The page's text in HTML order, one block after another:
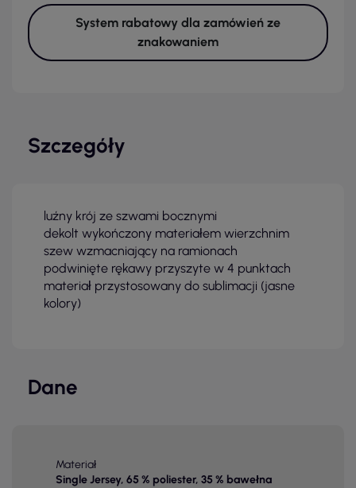
System rabatowy dla zamówień ze
znakowaniem
Szczegóły
luźny krój ze szwami bocznymi
dekolt wykończony materiałem wierzchnim
szew wzmacniający na ramionach
podwinięte rękawy przyszyte w 4 punktach
materiał przystosowany do sublimacji (jasne
kolory)
Dane
Materiał
Single Jersey, 65 % poliester, 35 % bawełna